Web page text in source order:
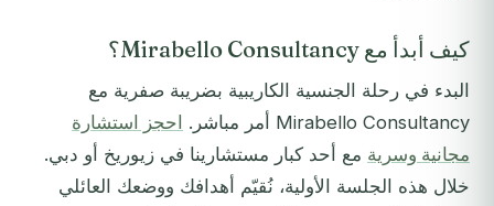
كيف أبدأ مع Mirabello Consultancy؟
البدء في رحلة الجنسية الكاريبية بضريبة صفرية مع
Mirabello Consultancy أمر مباشر.
احجز استشارة
مجانية وسرية مع أحد كبار مستشارينا في زيوريخ أو دبي.
خلال هذه الجلسة الأولية، نُقيّم أهدافك ووضعك العائلي